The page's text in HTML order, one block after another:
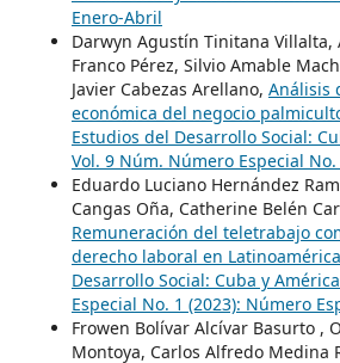
Enero-Abril
Darwyn Agustín Tinitana Villalta,
Franco Pérez, Silvio Amable
Javier Cabezas Arellano, Análisis
económica del negocio
Estudios del Desarrollo Social:
Vol. 9 Núm. Número Especial No.
Eduardo Luciano Hernández
Cangas Oña, Catherine Belén
Remuneración del teletrabajo
derecho laboral en Latinoamérica
Desarrollo Social: Cuba y
Especial No. 1 (2023): Número
Frowen Bolívar Alcívar Basurto ,
Montoya, Carlos Alfredo Medina